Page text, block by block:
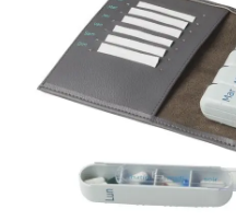
Sécurité
Pro.